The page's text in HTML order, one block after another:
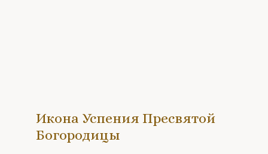
Икона Успения Пресвятой
Богородицы